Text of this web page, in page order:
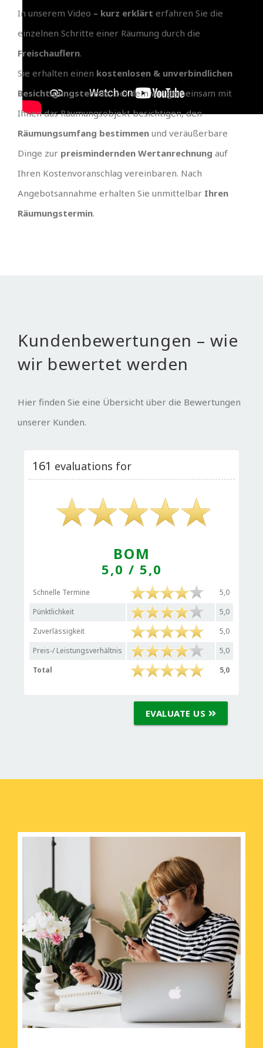
In unserem Video – kurz erklärt erfahren Sie die
einzelnen Schritte einer Räumung durch die
Freischauflern.
Sie erhalten einen kostenlosen & unverbindlichen
Besichtigungstermin, bei dem wir gemeinsam mit
Ihnen das Räumungsobjekt besichtigen, den
Räumungsumfang bestimmen und veräußerbare
Dinge zur preismindernden Wertanrechnung auf
Ihren Kostenvoranschlag vereinbaren. Nach
Angebotsannahme erhalten Sie unmittelbar Ihren
Räumungstermin.
Kundenbewertungen – wie
wir bewertet werden
Hier finden Sie eine Übersicht über die Bewertungen
unserer Kunden.
161 evaluations for
BOM
5,0 / 5,0
Schnelle Termine
5,0
Pünktlichkeit
5,0
Zuverlässigkeit
5,0
Preis-/ Leistungsverhältnis
5,0
Total
5,0
EVALUATE US